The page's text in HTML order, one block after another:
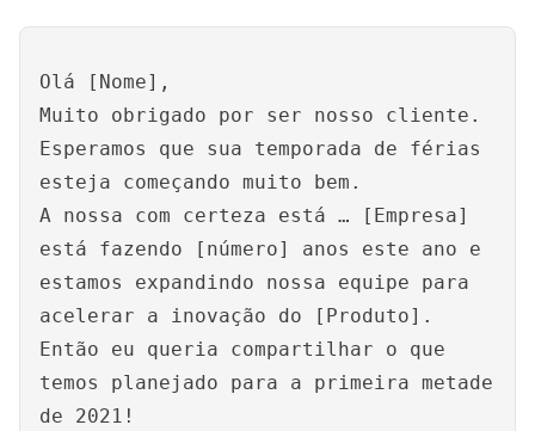
Olá [Nome],
Muito obrigado por ser nosso cliente.
Esperamos que sua temporada de férias
esteja começando muito bem.
A nossa com certeza está … [Empresa]
está fazendo [número] anos este ano e
estamos expandindo nossa equipe para
acelerar a inovação do [Produto].
Então eu queria compartilhar o que
temos planejado para a primeira metade
de 2021!